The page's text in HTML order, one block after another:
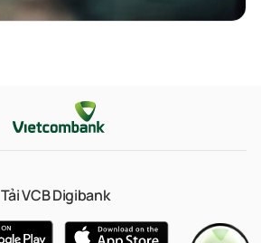
Tải VCB Digibank